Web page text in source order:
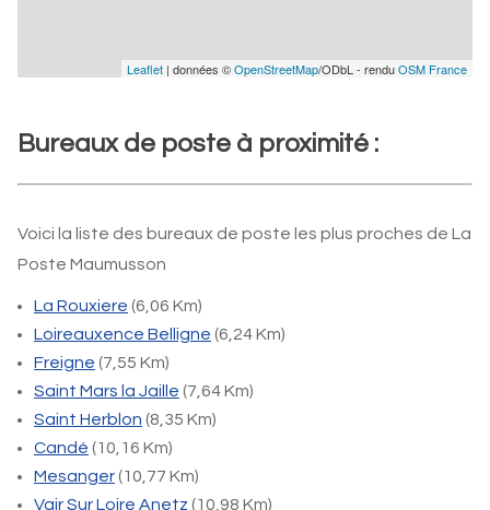
Leaflet | données ©OpenStreetMap/ODbL - renduOSM France
Bureaux de poste à proximité :
Voici la liste des bureaux de poste les plus proches de La
Poste Maumusson
La Rouxiere (6,06 Km)
Loireauxence Belligne (6,24 Km)
Freigne (7,55 Km)
Saint Mars la Jaille (7,64 Km)
Saint Herblon (8,35 Km)
Candé (10,16 Km)
Mesanger(10,77 Km)
Vair Sur Loire Anetz (10,98 Km)